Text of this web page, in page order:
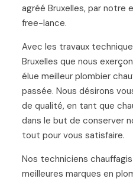
agréé Bruxelles, par notre
free-lance.
Avec les travaux
Bruxelles que nous
élue meilleur plombier
passée. Nous désirons
de qualité, en tant que
dans le but de conserver
tout pour vous satisfaire.
Nos techniciens
meilleures marques en